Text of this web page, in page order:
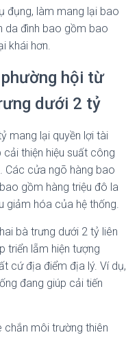
đụng, làm mang lại bao
da đình bao gồm bao
khái hơn.
hội từ
dưới 2 tỷ
mang lại quyền lợi tài
thiện hiệu suất công
Các cửa ngõ hàng bao
gồm hàng triệu đô la
giảm hóa của hệ thống.
bà trưng dưới 2 tỷ liên
triển lẵm hiện tượng
cứ địa điểm địa lý. Ví dụ,
đang giúp cải tiến
chắn môi trường thiên